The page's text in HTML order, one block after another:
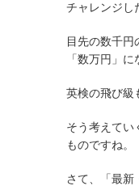
チャレンジし
目先の数千円
「数万円」
英検の飛び級
そう考えてい
ものですね。
さて、「最新